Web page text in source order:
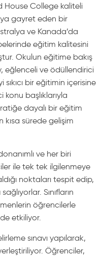
House College kaliteli
gayret eden bir
ve Kanada’da
eğitim kalitesini
Okulun eğitime bakış
eğlenceli ve ödüllendirici
bir eğitimin içerisine
başlıklarıyla
dayalı bir eğitim
sürede gelişim
ve her biri
ile tek tek ilgilenmeye
noktaları tespit edip,
Sınıfların
öğrencilerle
etkiliyor.
sınavı yapılarak,
Öğrenciler,